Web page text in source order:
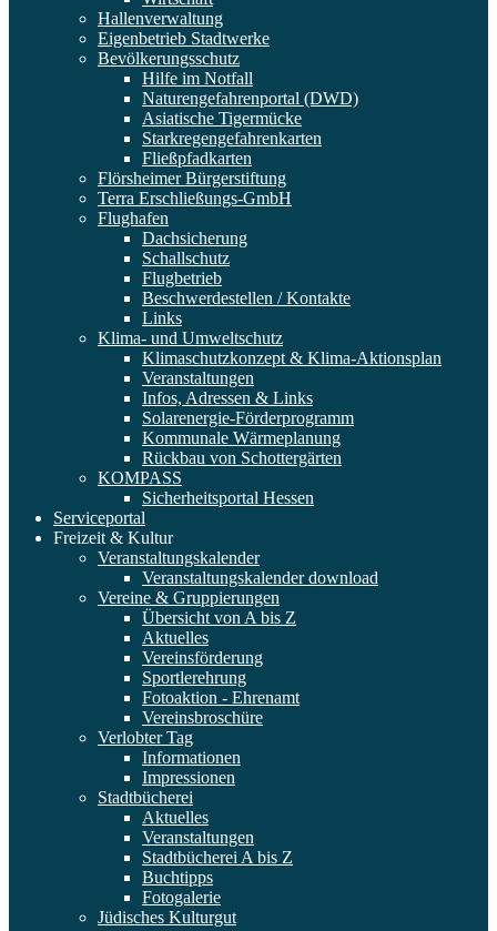
Hallenverwaltung
Eigenbetrieb Stadtwerke
Bevölkerungsschutz
Hilfe im Notfall
Naturengefahrenportal (DWD)
Asiatische Tigermücke
Starkregengefahrenkarten
Fließpfadkarten
Flörsheimer Bürgerstiftung
Terra Erschließungs-GmbH
Flughafen
Dachsicherung
Schallschutz
Flugbetrieb
Beschwerdestellen / Kontakte
Links
Klima- und Umweltschutz
Klimaschutzkonzept & Klima-Aktionsplan
Veranstaltungen
Infos, Adressen & Links
Solarenergie-Förderprogramm
Kommunale Wärmeplanung
Rückbau von Schottergärten
KOMPASS
Sicherheitsportal Hessen
Serviceportal
Freizeit & Kultur
Veranstaltungskalender
Veranstaltungskalender download
Vereine & Gruppierungen
Übersicht von A bis Z
Aktuelles
Vereinsförderung
Sportlerehrung
Fotoaktion - Ehrenamt
Vereinsbroschüre
Verlobter Tag
Informationen
Impressionen
Stadtbücherei
Aktuelles
Veranstaltungen
Stadtbücherei A bis Z
Buchtipps
Fotogalerie
Jüdisches Kulturgut